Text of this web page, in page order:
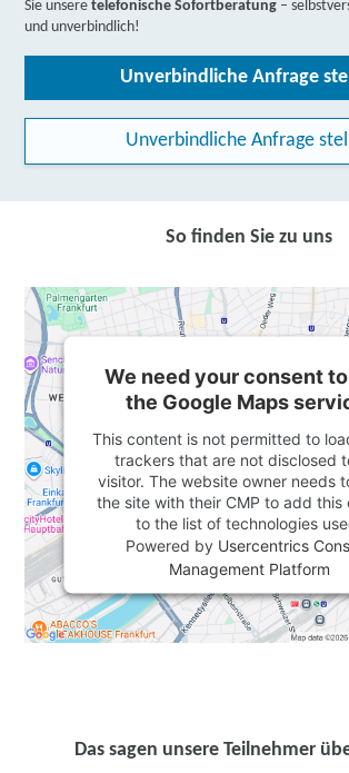
Sie unseretelefonische Sofortberatung –
und unverbindlich!
Unverbindliche Anfrage
Unverbindliche Anfrage
So finden Sie zu uns
We need your consent
the Google Maps
This content is not permitted to
trackers that are not disclosed
visitor. The website owner needs
the site with their CMP to add this
to the list of technologies
Powered by Usercentrics
Management Platform
Das sagen unsere Teilnehmer